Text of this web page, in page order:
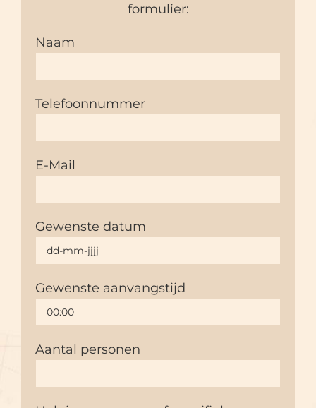
formulier:
Naam
Telefoonnummer
E-Mail
Gewenste datum
Gewenste aanvangstijd
Aantal personen